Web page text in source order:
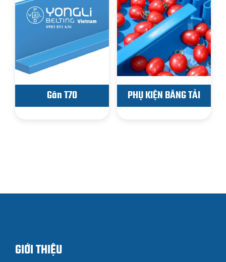
Gân T70 PHỤ KIỆN BĂNG TẢI
GIỚI THIỆU